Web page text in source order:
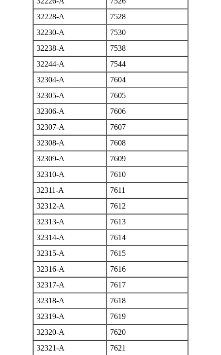
32228-A
7528
32230-A
7530
32238-A
7538
32244-A
7544
32304-A
7604
32305-A
7605
32306-A
7606
32307-A
7607
32308-A
7608
32309-A
7609
32310-A
7610
32311-A
7611
32312-A
7612
32313-A
7613
32314-A
7614
32315-A
7615
32316-A
7616
32317-A
7617
32318-A
7618
32319-A
7619
32320-A
7620
32321-A
7621